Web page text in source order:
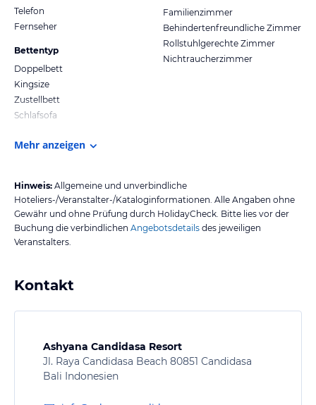
Telefon
Fernseher
Bettentyp
Doppelbett
Kingsize
Zustellbett
Schlafsofa
Familienzimmer
Behindertenfreundliche Zimmer
Rollstuhlgerechte Zimmer
Nichtraucherzimmer
Mehr anzeigen
Hinweis: Allgemeine und unverbindliche
Hoteliers-/Veranstalter-/Kataloginformationen. Alle Angaben ohne
Gewähr und ohne Prüfung durch HolidayCheck. Bitte lies vor der
Buchung die verbindlichen Angebotsdetails des jeweiligen
Veranstalters.
Kontakt
Ashyana Candidasa Resort
Jl. Raya Candidasa Beach 80851 Candidasa
Bali Indonesien